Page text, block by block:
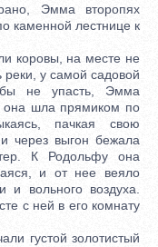
Эмма второпях
каменной лестнице к
коровы, на месте не
у самой садовой
не упасть, Эмма
она шла прямиком по
пачкая свою
через выгон бежала
К Родольфу она
и от нее веяло
вольного воздуха.
с ней в его комнату
густой золотистый